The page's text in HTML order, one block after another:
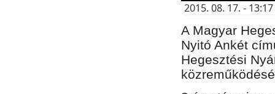
2015. 08. 17. -
A Magyar
Nyitó Ankét
Hegesztési